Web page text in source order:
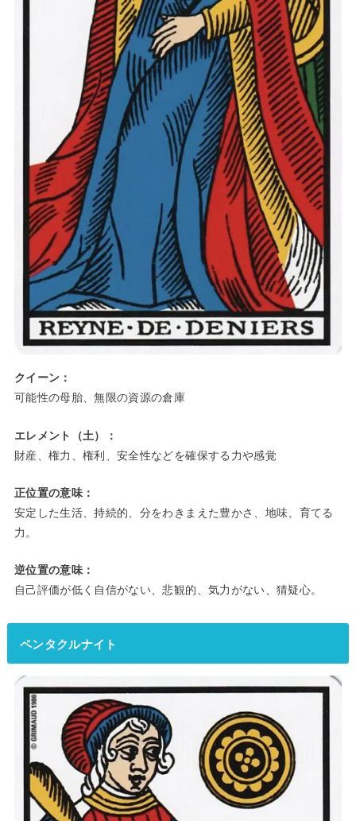
クイーン：
可能性の母胎、無限の資源の倉庫
エレメント（土）：
財産、権力、権利、安全性などを確保する力や感覚
正位置の意味：
安定した生活、持続的、分をわきまえた豊かさ、地味、育てる
力。
逆位置の意味：
自己評価が低く自信がない、悲観的、気力がない、猜疑心。
ペンタクルナイト